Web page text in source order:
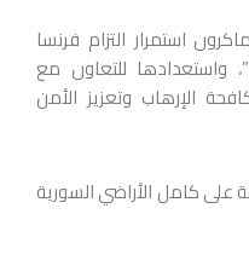
استمرار التزام فرنسا
واستعدادها للتعاون مع
الإرهاب وتعزيز الأمن
على كامل الأراضي السورية